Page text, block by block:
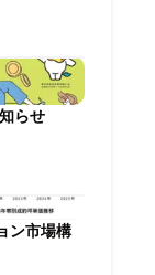
らせ
ン市場構